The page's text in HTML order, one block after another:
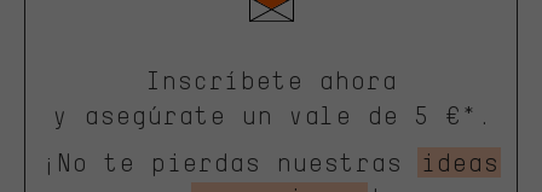
Inscríbete ahora
y asegúrate un vale de 5 €*.
¡No te pierdas nuestras
ideas